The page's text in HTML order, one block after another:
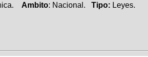
Ambito: Nacional. Tipo: Leyes.